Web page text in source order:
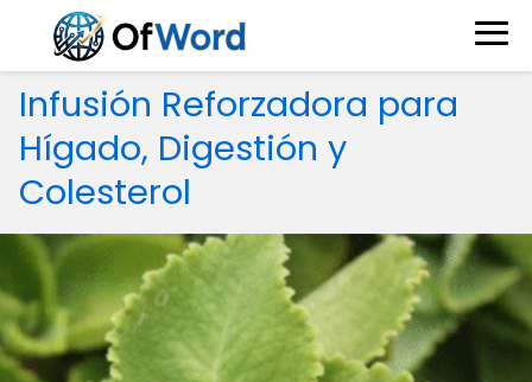
Infusión Reforzadora para
Hígado, Digestión y
Colesterol